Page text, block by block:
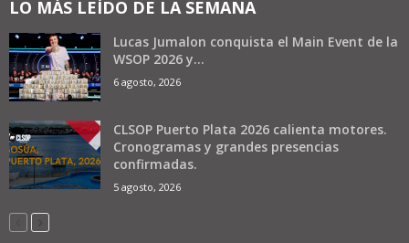
LO MÁS LEÍDO DE LA SEMANA
Lucas Jumalon conquista el Main Event de la
WSOP 2026 y...
6 agosto, 2026
CLSOP Puerto Plata 2026 calienta motores.
Cronogramas y grandes presencias
confirmadas.
5 agosto, 2026